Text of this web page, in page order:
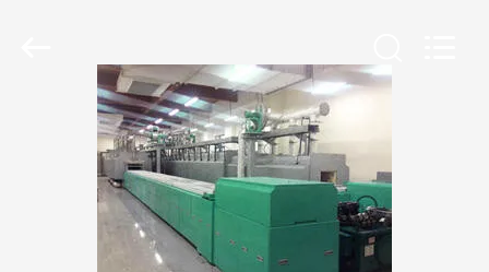
ΠΡΟΪΌΝΤΑ
ΒΊΝΤΕΟ